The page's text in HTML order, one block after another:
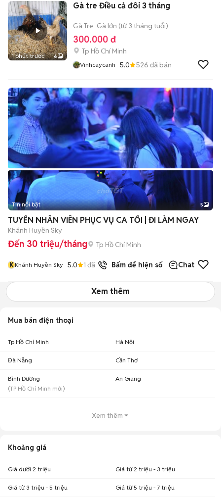
1 phút trước 6
Gà tre Điều cả đôi 3 tháng
Gà Tre Gà lớn (từ 3 tháng tuổi)
300.000 đ
Tp Hồ Chí Minh
Vinhcaycanh 5.0 526 đã bán
Tin nổi bật 5
TUYỂN NHÂN VIÊN PHỤC VỤ CA TỐI | ĐI LÀM NGAY
Khánh Huyền Sky
Đến 30 triệu/tháng Tp Hồ Chí Minh
KKhánh Huyền Sky 5.0 1 đã bán Bấm để hiện số Chat
Xem thêm
Mua bán điện thoại
Tp Hồ Chí Minh Hà Nội
Đà Nẵng Cần Thơ
Bình Dương
(TP Hồ Chí Minh mới)
An Giang
Xem thêm
Khoảng giá
Giá dưới 2 triệu Giá từ 2 triệu - 3 triệu
Giá từ 3 triệu - 5 triệu Giá từ 5 triệu - 7 triệu